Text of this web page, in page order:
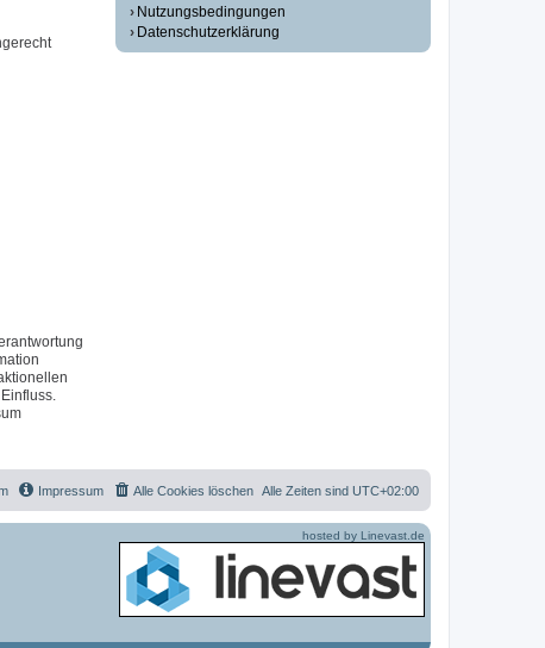
Nutzungsbedingungen
Datenschutzerklärung
Alle Zeiten sind UTC+02:00
Alle Cookies löschen
Impressum
hosted by Linevast.de